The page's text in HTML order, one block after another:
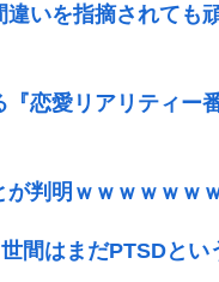
いを指摘されても
『恋愛リアリティー
が判明ｗｗｗｗｗｗ
間はまだPTSDとい